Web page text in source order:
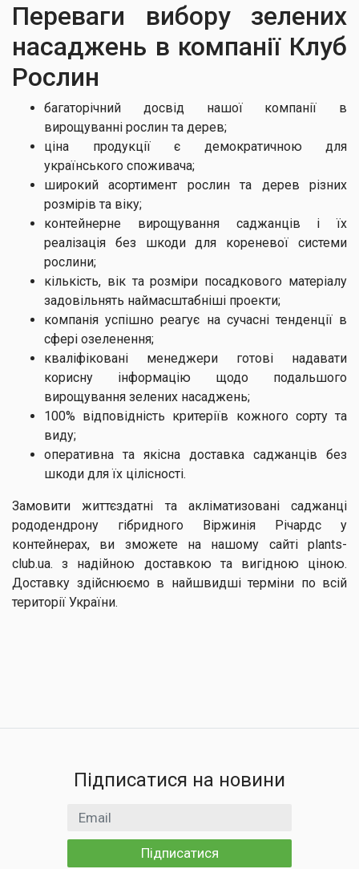
Переваги вибору зелених
насаджень в компанії Клуб
Рослин
багаторічний досвід нашої компанії в
вирощуванні рослин та дерев;
ціна продукції є демократичною для
українського споживача;
широкий асортимент рослин та дерев різних
розмірів та віку;
контейнерне вирощування саджанців і їх
реалізація без шкоди для кореневої системи
рослини;
кількість, вік та розміри посадкового матеріалу
задовільнять наймасштабніші проекти;
компанія успішно реагує на сучасні тенденції в
сфері озеленення;
кваліфіковані менеджери готові надавати
корисну інформацію щодо подальшого
вирощування зелених насаджень;
100% відповідність критеріїв кожного сорту та
виду;
оперативна та якісна доставка саджанців без
шкоди для їх цілісності.
Замовити життєздатні та акліматизовані саджанці
рододендрону гібридного Віржинія Річардс у
контейнерах, ви зможете на нашому сайті plants-
club.ua. з надійною доставкою та вигідною ціною.
Доставку здійснюємо в найшвидші терміни по всій
території України.
Підписатися на новини
Email
Підписатися